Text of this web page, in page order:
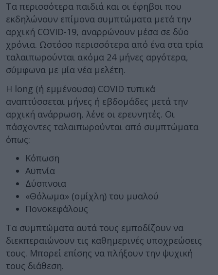
Τα περισσότερα παιδιά και οι έφηβοι που
εκδηλώνουν επίμονα συμπτώματα μετά την
αρχική COVID-19, αναρρώνουν μέσα σε δύο
χρόνια. Ωστόσο περισσότερα από ένα στα τρία
ταλαιπωρούνται ακόμα 24 μήνες αργότερα,
σύμφωνα με μία νέα μελέτη.
Η long (ή εμμένουσα) COVID τυπικά
αναπτύσσεται μήνες ή εβδομάδες μετά την
αρχική ανάρρωση, λένε οι ερευνητές. Οι
πάσχοντες ταλαιπωρούνται από συμπτώματα
όπως:
Κόπωση
Αϋπνία
Δύσπνοια
«Θόλωμα» (ομίχλη) του μυαλού
Πονοκεφάλους
Τα συμπτώματα αυτά τους εμποδίζουν να
διεκπεραιώνουν τις καθημερινές υποχρεώσεις
τους. Μπορεί επίσης να πλήξουν την ψυχική
τους διάθεση.